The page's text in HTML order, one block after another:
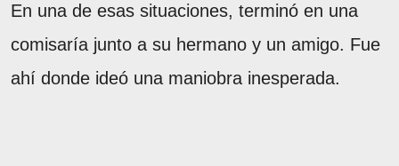
En una de esas situaciones, terminó en una
comisaría junto a su hermano y un amigo. Fue
ahí donde ideó una maniobra inesperada.